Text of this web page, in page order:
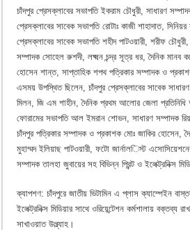
চাঁদপুর প্রেসক্লাবের সভাপতি ইকরাম চৌধুরী, সাধারণ
প্রেসক্লাবের সাবেক সভাপতি রোটাঃ কাজী শাহাদাত, সিনিয়র
প্রেসক্লাবের সাবেক সভাপতি শহীদ পাটওয়ারী, শরীফ
সম্পাদক সোহেল রুশদী, লক্ষ্মন চন্দ্র সূত্র ধর, দৈনিক মানব
হোসেন শান্ত, সাপ্তাহিক শপথ পত্রিকার সম্পাদক ও
এসময় উপস্থিত ছিলেন, চাঁদপুর প্রেসক্লাবের সাবেক সাধারণ
মিলন, জি এম শাহীন, দৈনিক প্রথম আলোর জেলা প্রতিনিধি
ফোরামের সভাপতি আল ইমরান শোভন, সাধারণ সম্পাদক
চাঁদপুর পত্রিকার সম্পাদক ও প্রকাশক মোঃ জাকির হোসেন,
মুহাম্মদ ইলিয়াছ পাটওয়ারী, ফটো জার্নালিস্ট
সম্পাদক তালহা জুবায়ের সহ বিভিন্ন প্রিন্ট ও ইলেক্ট্রনিক্স
ক্যাপশণ: চাঁদপুরে জাতীয় ভিটামিন এ প্লাস ক্যাম্পেইন
ইলেক্ট্রনিক্স মিডিয়ার সাথে ওরিয়েন্টেশন কর্মশালায় বক্তব্য
সাখাওয়াত উল্ল্যাহ।